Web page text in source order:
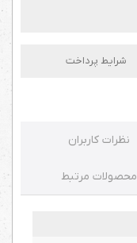
شرایط پرداخت
نظرات کاربران
محصولات مرتبط